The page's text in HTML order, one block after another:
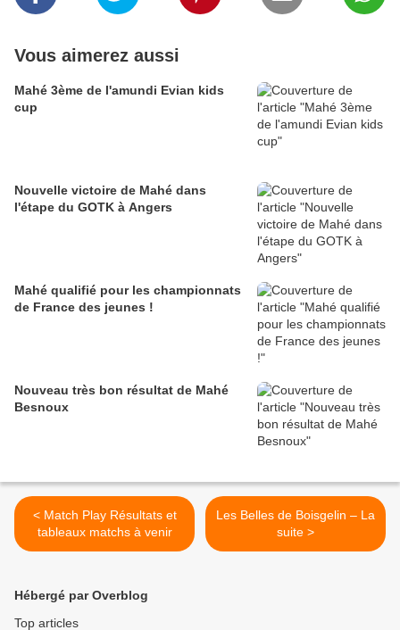
Vous aimerez aussi
Mahé 3ème de l'amundi Evian kids
cup
Nouvelle victoire de Mahé dans
l'étape du GOTK à Angers
Mahé qualifié pour les championnats
de France des jeunes !
Nouveau très bon résultat de Mahé
Besnoux
< Match Play Résultats et
tableaux matchs à venir
Les Belles de Boisgelin – La
suite >
Hébergé par Overblog
Top articles